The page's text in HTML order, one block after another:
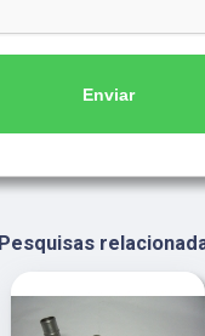
Enviar
Pesquisas